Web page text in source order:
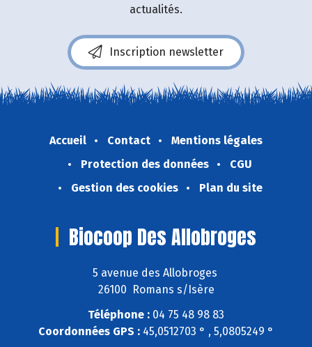
actualités.
Inscription newsletter
Accueil Contact
Mentions légales
Protection des données
CGU
Gestion des cookies
Plan du site
Biocoop Des Allobroges
5 avenue des Allobroges
26100 Romans s/Isère
Téléphone : 04 75 48 98 83
Coordonnées GPS : 45,0512703 ° , 5,0805249 °